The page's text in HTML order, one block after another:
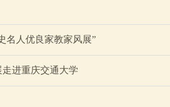
名人优良家教家风展”
进重庆交通大学